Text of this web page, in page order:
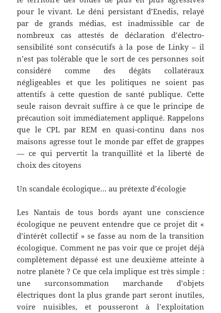
pour le vivant. Le déni persistant d’Enedis, relayé
par de grands médias, est inadmissible car de
nombreux cas attestés de déclaration d’électro-
sensibilité sont consécutifs à la pose de Linky – il
n’est pas tolérable que le sort de ces personnes soit
considéré comme des dégâts collatéraux
négligeables et que les politiques ne soient pas
attentifs à cette question de santé publique. Cette
seule raison devrait suffire à ce que le principe de
précaution soit immédiatement appliqué. Rappelons
que le CPL par REM en quasi-continu dans nos
maisons agresse tout le monde par effet de grappes
— ce qui pervertit la tranquillité et la liberté de
choix des citoyens
Un scandale écologique… au prétexte d’écologie
Les Nantais de tous bords ayant une conscience
écologique ne peuvent entendre que ce projet dit «
d’intérêt collectif » se fasse au nom de la transition
écologique. Comment ne pas voir que ce projet déjà
complètement dépassé est une deuxième atteinte à
notre planète ? Ce que cela implique est très simple :
une surconsommation marchande d’objets
électriques dont la plus grande part seront inutiles,
voire nuisibles, et pousseront à l’exploitation